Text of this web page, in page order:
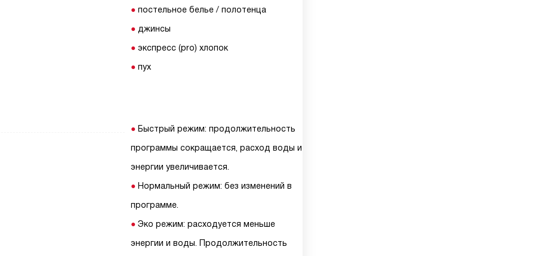
постельное белье / полотенца
джинсы
экспресс (pro) хлопок
пух
Быстрый режим: продолжительность
программы сокращается, расход воды и
энергии увеличивается.
Нормальный режим: без изменений в
программе.
Эко режим: расходуется меньше
энергии и воды. Продолжительность